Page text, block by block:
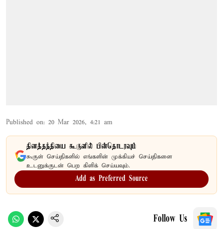
Published on: 20 Mar 2026, 4:21 am
தினத்தந்தியை கூகுளில் பின்தொடரவும்
கூகுள் செய்திகளில் எங்களின் முக்கியச் செய்திகளை
உடனுக்குடன் பெற கிளிக் செய்யவும்.
Add as Preferred Source
Follow Us